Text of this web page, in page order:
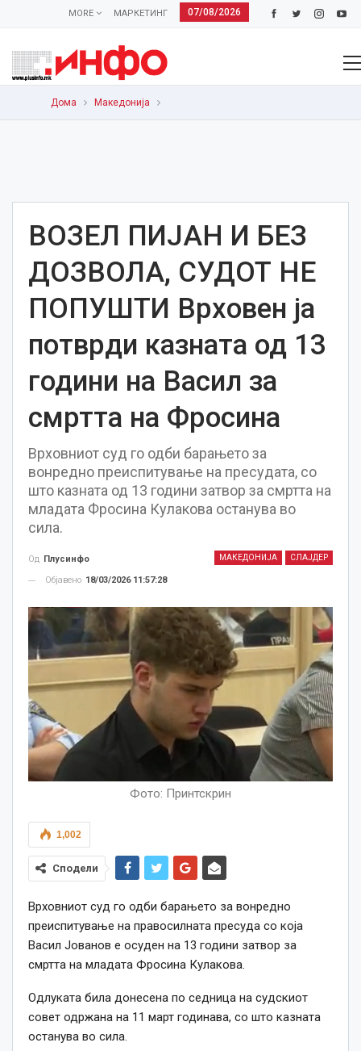
07/08/2026
МАРКЕТИНГ
MORE
Дома Македонија
ВОЗЕЛ ПИЈАН И БЕЗ
ДОЗВОЛА, СУДОТ НЕ
ПОПУШТИ Врховeн ја
потврди казната од 13
години на Васил за
смртта на Фросина
Врховниот суд го одби барањето за
вонредно преиспитување на пресудата, со
што казната од 13 години затвор за смртта на
младата Фросина Кулакова останува во
сила.
МАКЕДОНИЈА СЛАЈДЕР
Од Плусинфо
Објавено 18/03/2026 11:57:28
Фото: Принтскрин
1,002
Сподели
Врховниот суд го одби барањето за вонредно
преиспитување на правосилната пресуда со која
Васил Јованов е осуден на 13 години затвор за
смртта на младата Фросина Кулакова.
Одлуката била донесена по седница на судскиот
совет одржана на 11 март годинава, со што казната
останува во сила.